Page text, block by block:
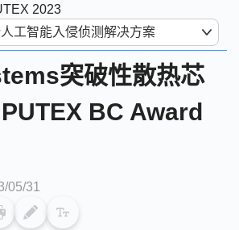
2023
突破性散热芯
BC Award
05/31